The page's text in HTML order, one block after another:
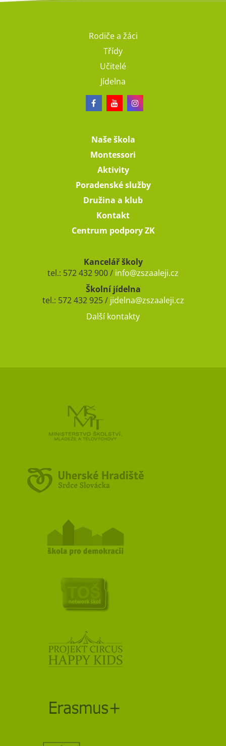
Rodiče a žáci
Třídy
Učitelé
Jídelna
Naše škola
Montessori
Aktivity
Poradenské služby
Družina a klub
Kontakt
Centrum podpory ZK
Kancelář školy
tel.: 572 432 900 / info@zszaaleji.cz
Školní jídelna
tel.: 572 432 925 / jidelna@zszaaleji.cz
Další kontakty